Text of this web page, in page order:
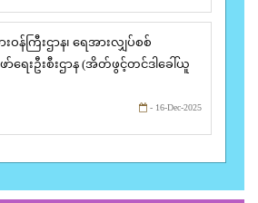
ဝန်ကြီးဌာန၊ ရေအားလျှပ်စစ်
ေးဦးစီးဌာန (အိတ်ဖွင့်တင်ဒါခေါ်ယူ
- 16-Dec-2025